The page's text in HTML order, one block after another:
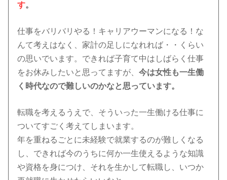
す。
仕事をバリバリやる！キャリアウーマンになる！な
んて考えはなく、家計の足しになれれば・・くらい
の思いでいます。できれば子育て中はしばらく仕事
をお休みしたいと思ってますが、今は女性も一生働
く時代なので難しいのかなと思っています。
転職を考えるうえで、そういった一生働ける仕事に
ついてすごく考えてしまいます。
年を重ねるごとに未経験で就業するのが難しくなる
し、できれば今のうちに何か一生使えるような知識
や資格を身につけ、それを生かして転職し、いつか